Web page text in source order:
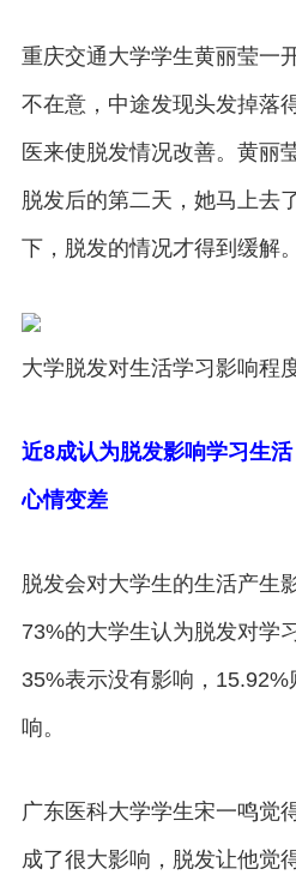
重庆交通大学学生黄丽莹一
不在意，中途发现头发掉落
医来使脱发情况改善。黄丽
脱发后的第二天，她马上去
下，脱发的情况才得到缓解。
大学脱发对生活学习影响程
近8成认为脱发影响学习生
心情变差
脱发会对大学生的生活产生
73%的大学生认为脱发对学
35%表示没有影响，
响。
广东医科大学学生宋一鸣觉
成了很大影响，脱发让他觉